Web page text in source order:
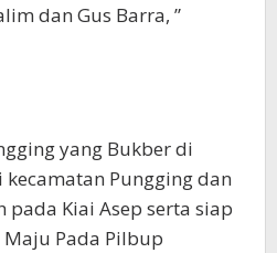
dan Gus Barra, ”
yang Bukber di
Pungging dan
Kiai Asep serta siap
Maju Pada Pilbup